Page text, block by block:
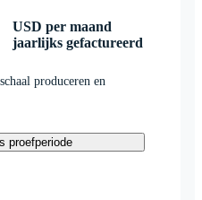
USD per maand
jaarlijks gefactureerd
produceren en
proefperiode